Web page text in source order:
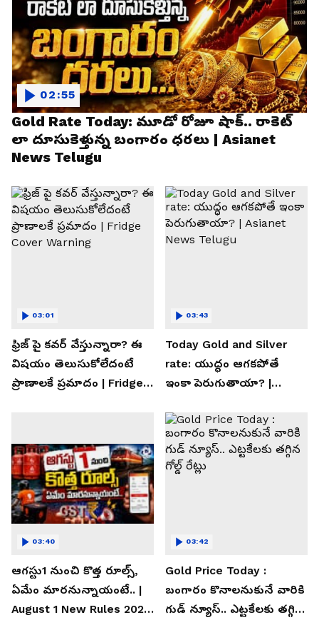
Gold Rate Today: మూడో రోజూ షాక్.. రాకెట్
లా దూసుకెళ్తున్న బంగారం ధరలు | Asianet
News Telugu
02:55
ఫ్రిజ్ పై కవర్ వేస్తున్నారా? ఈ
విషయం తెలుసుకోలేదంటే
ప్రాణాలకే ప్రమాదం | Fridge
03:01
Today Gold and Silver
rate: యుద్ధం ఆగకపోతే
ఇంకా పెరుగుతాయా? |
03:43
ఆగస్టు1 నుంచి కొత్త రూల్స్,
ఏమేం మారనున్నాయంటే.. |
August 1 New Rules 2026
03:40
Gold Price Today :
బంగారం కొనాలనుకునే వారికి
గుడ్ న్యూస్.. ఎట్టకేలకు తగ్గిన
03:42